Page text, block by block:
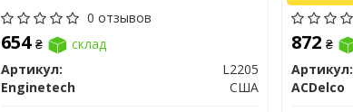
0 отзывов
654₴
склад
Артикул:
L2205
Enginetech
США
872₴
Артикул:
ACDelco